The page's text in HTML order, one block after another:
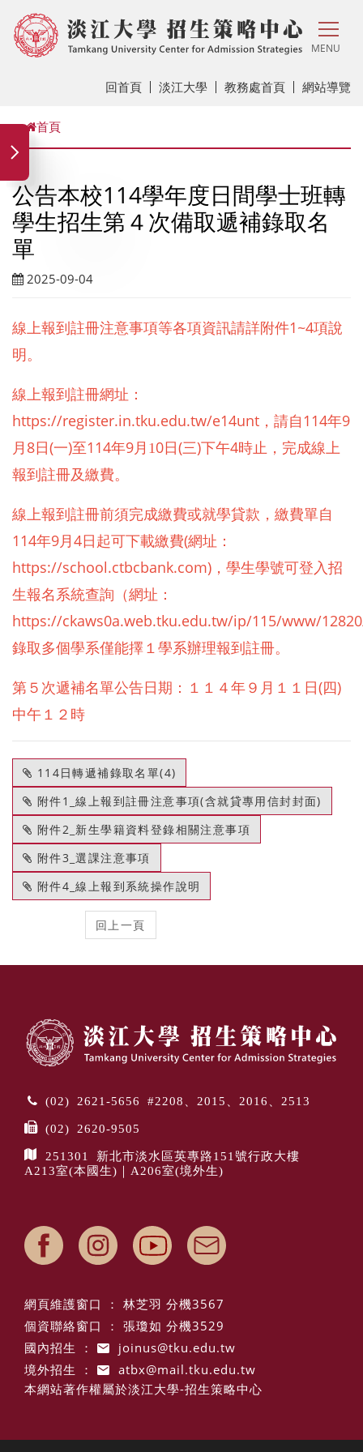
MENU
回首頁 淡江大學 教務處首頁 網站導覽
首頁
公告本校114學年度日間學士班轉
學生招生第４次備取遞補錄取名
單
2025-09-04
線上報到註冊注意事項等各項資訊請詳附件1~4項說
明。
線上報到註冊網址：
https://register.in.tku.edu.tw/e14unt ，請自 114年9
月 8日(一)至114年9 月1 0日(三)下午4時止，完成線上
報到註冊及繳費。
線上報到註冊前須完成繳費或就學貸款，繳費單自
114年9 月 4日起可下載繳費(網址：
https://school.ctbcbank.com) ，學生學號可登入招
生報名系統查詢（網址：
https://ckaws0a.web.tku.edu.tw/ip/115/www/
錄取多個學系僅能擇１學系辦理報到註冊。
第 ５ 次遞補名單公告日期： １１４ 年 ９ 月 １１ 日(四)
中午 １２ 時
114日轉遞補錄取名單(4)
附件1_線上報到註冊注意事項(含就貸專用信封封面)
附件2_新生學籍資料登錄相關注意事項
附件3_選課注意事項
附件4_線上報到系統操作說明
(02) 2621-5656 #2208、2015、2016、2513
(02) 2620-9505
251301 新北市淡水區英專路151號行政大樓
A213室(本國生)｜A206室(境外生)
網頁維護窗口 ： 林芝羽 分機3567
個資聯絡窗口 ： 張瓊如 分機3529
國內招生 ：
joinus@tku.edu.tw
境外招生 ：
atbx@mail.tku.edu.tw
本網站著作權屬於淡江大學-招生策略中心